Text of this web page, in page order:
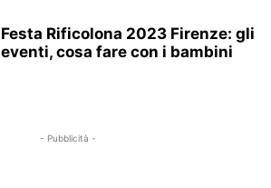
Festa Rificolona 2023 Firenze: gli
eventi, cosa fare con i bambini
- Pubblicità -